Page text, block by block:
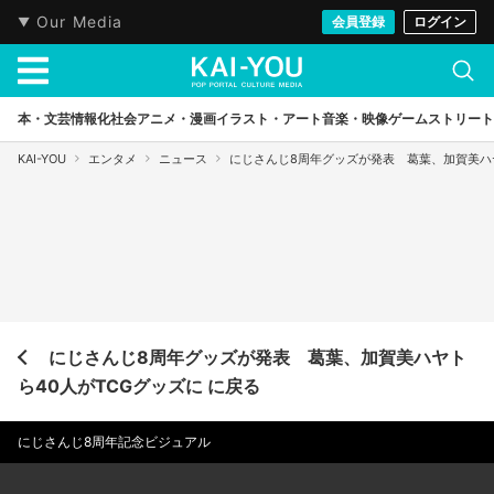
Our Media 会員登録 ログイン
本・文芸情報化社会アニメ・漫画イラスト・アート音楽・映像ゲームストリート
KAI-YOU エンタメ ニュース にじさんじ8周年グッズが発表 葛葉、加賀美
にじさんじ8周年グッズが発表 葛葉、加賀美ハヤト
ら40人がTCGグッズに に戻る
にじさんじ8周年記念ビジュアル